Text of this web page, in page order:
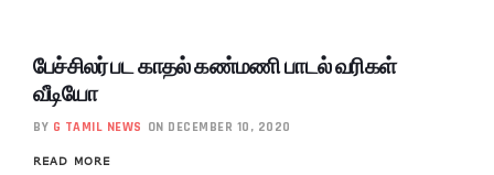
பேச்சிலர் பட காதல் கண்மணி பாடல் வரிகள்
வீடியோ
BY G TAMIL NEWS ON DECEMBER 10, 2020
READ MORE